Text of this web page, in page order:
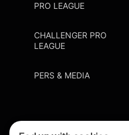
PRO LEAGUE
CHALLENGER PRO
LEAGUE
PERS & MEDIA